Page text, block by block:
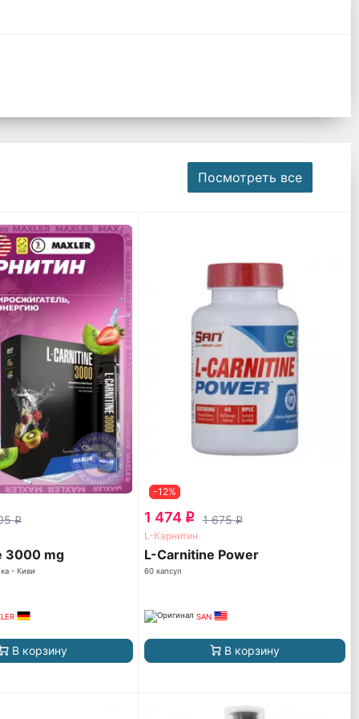
Посмотреть все
q
3000 mg
- Киви
В корзину
-12%
1 474 q 1 675q
L-Карнитин
L-Carnitine Power
60 капсул
SAN
В корзину